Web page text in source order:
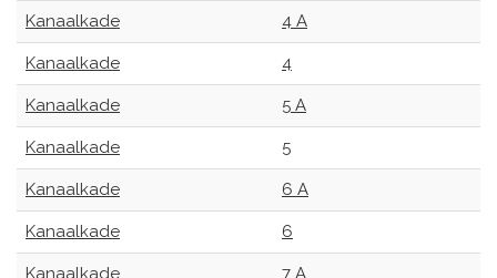
Kanaalkade 4 A
Kanaalkade 4
Kanaalkade 5 A
Kanaalkade 5
Kanaalkade 6 A
Kanaalkade 6
Kanaalkade 7 A